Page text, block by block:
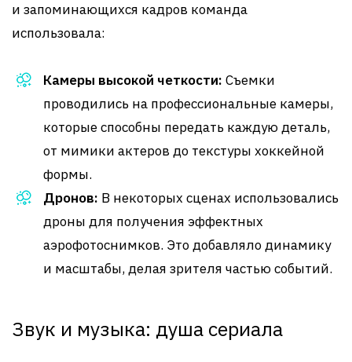
и запоминающихся кадров команда
использовала:
Камеры высокой четкости: Съемки
проводились на профессиональные камеры,
которые способны передать каждую деталь,
от мимики актеров до текстуры хоккейной
формы.
Дронов: В некоторых сценах использовались
дроны для получения эффектных
аэрофотоснимков. Это добавляло динамику
и масштабы, делая зрителя частью событий.
Звук и музыка: душа сериала